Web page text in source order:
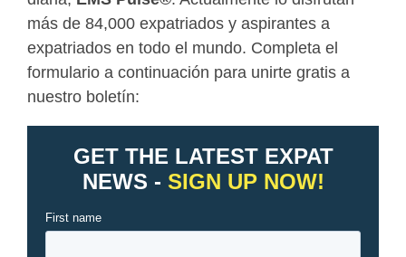
más de 84,000 expatriados y aspirantes a
expatriados en todo el mundo. Completa el
formulario a continuación para unirte gratis a
nuestro boletín: